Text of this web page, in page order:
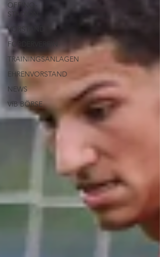
OFFINO-
STADION
VORSTAND
FÖRDERVEREIN
TRAININGSANLAGEN
EHRENVORSTAND
NEWS
VfB BÖRSE